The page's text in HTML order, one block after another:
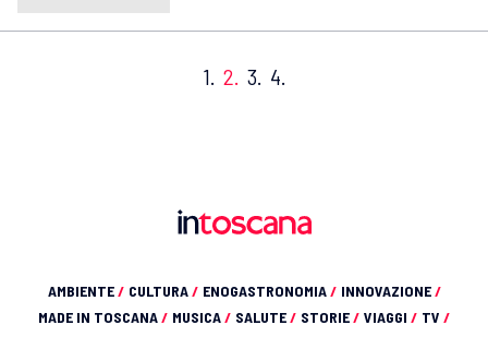
1. 2. 3. 4.
AMBIENTE/ CULTURA/ ENOGASTRONOMIA/ INNOVAZIONE/
MADE IN TOSCANA/ MUSICA/ SALUTE/ STORIE/ VIAGGI / TV /